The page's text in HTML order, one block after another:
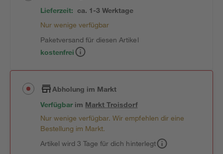
Lieferzeit: ca. 1-3 Werktage
Nur wenige verfügbar
Paketversand für diesen Artikel
kostenfrei
Abholung im Markt
Verfügbar im MarktTroisdorf
Nur wenige verfügbar. Wir empfehlen dir eine
Bestellung im Markt.
Artikel wird 3 Tage für dich hinterlegt